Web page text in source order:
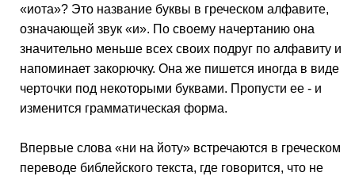
«иота»? Это название буквы в греческом алфавите,
означающей звук «и». По своему начертанию она
значительно меньше всех своих подруг по алфавиту и
напоминает закорючку. Она же пишется иногда в виде
черточки под некоторыми буквами. Пропусти ее - и
изменится грамматическая форма.
Впервые слова «ни на йоту» встречаются в греческом
переводе библейского текста, где говорится, что не